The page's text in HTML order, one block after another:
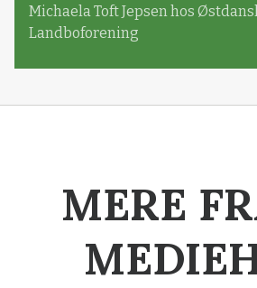
Michaela Toft Jepsen hos
Landboforening
MERE